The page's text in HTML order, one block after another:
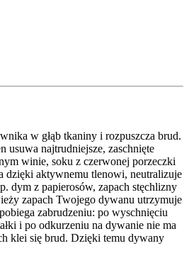
w głąb tkaniny i rozpuszcza brud.
usuwa najtrudniejsze, zaschnięte
winie, soku z czerwonej porzeczki
dzięki aktywnemu tlenowi, neutralizuje
dym z papierosów, zapach stęchlizny
zapach Twojego dywanu utrzymuje
zabrudzeniu: po wyschnięciu
i po odkurzeniu na dywanie nie ma
klei się brud. Dzięki temu dywany